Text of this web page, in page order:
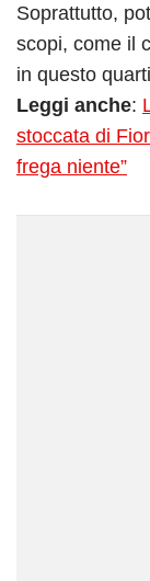
Soprattutto,
scopi, come il
in questo
Leggi anche:
stoccata di
frega niente”